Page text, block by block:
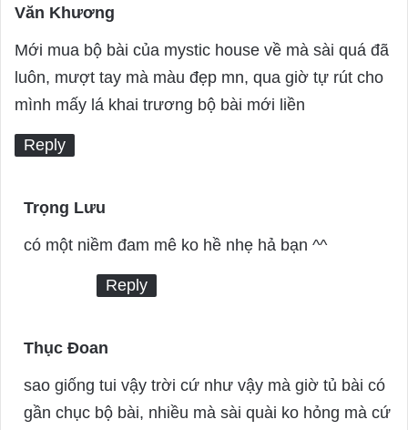
Văn Khương
a
y
s
Mới mua bộ bài của mystic house về mà sài quá đã
luôn, mượt tay mà màu đẹp mn, qua giờ tự rút cho
mình mấy lá khai trương bộ bài mới liền
Reply
Trọng Lưu
a
s
có một niềm đam mê ko hề nhẹ hả bạn ^^
Reply
Thục Đoan
a
y
sao giống tui vậy trời cứ như vậy mà giờ tủ bài có
gần chục bộ bài, nhiều mà sài quài ko hỏng mà cứ